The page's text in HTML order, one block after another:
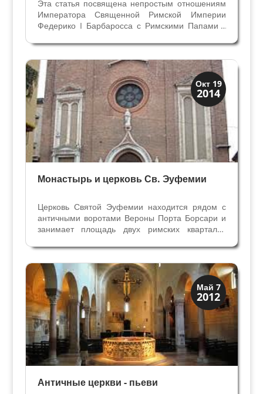
Эта статья посвящена непростым отношениям
Императора Священной Римской Империи
Федерико I Барбаросса с Римскими Папами -
Комунальный период в Вероне - в 12 веке. Папа
Римский Александр III был изгнан из Рима,
который, как и...
Окт 19
2014
Монастыри
Традиции
Монастырь и церковь Св. Эуфемии
Церковь Святой Эуфемии находится рядом с
античными воротами Вероны Порта Борсари и
занимает площадь двух римских кварталов
Впервые церковь упоминается в документе 973
года, но она уже существовала на этом месте в
Вероне с VI -...
Май 7
2012
Верона
Средневековая
Античные церкви - пьеви